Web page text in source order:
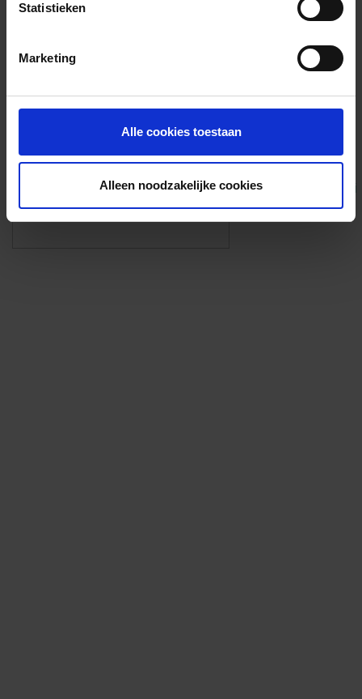
Statistieken
Marketing
Alle cookies toestaan
Alleen noodzakelijke cookies
Foto’s ({{photos.length}})
Eigen foto’s